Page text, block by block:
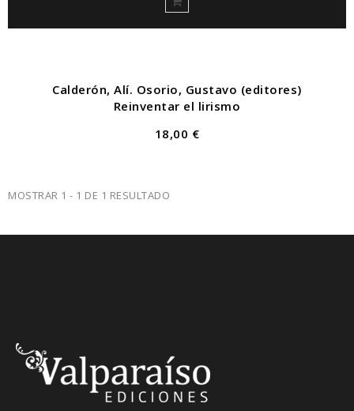
Calderón, Alí. Osorio, Gustavo (editores)
Reinventar el lirismo
18,00 €
MOSTRAR 1 - 1 DE 1 RESULTADO